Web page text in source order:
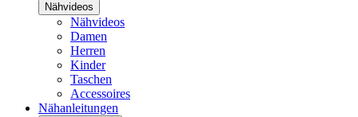
Nähvideos
Nähvideos
Damen
Herren
Kinder
Taschen
Accessoires
Nähanleitungen